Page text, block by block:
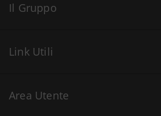
Il Gruppo
Link Utili
Area Utente